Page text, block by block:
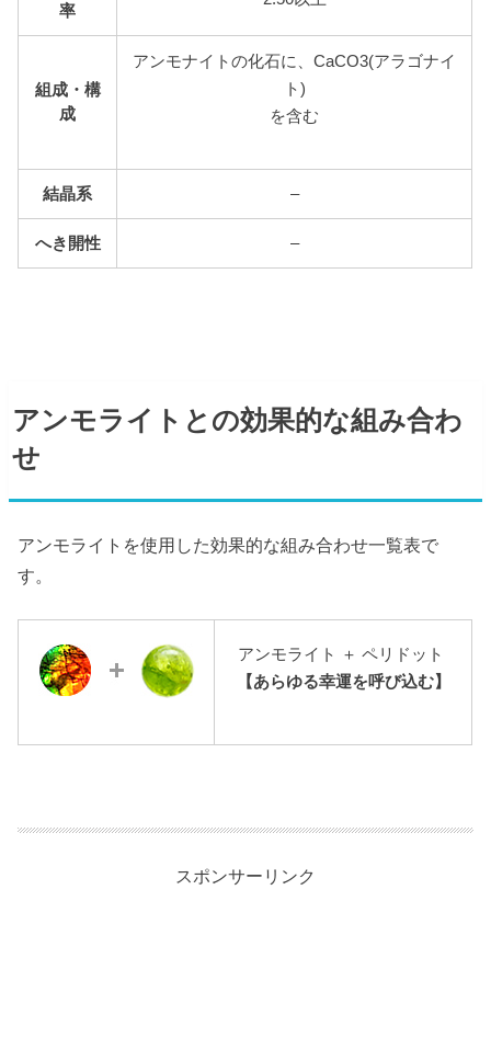
率
組成・構
成
アンモナイトの化石に、CaCO3(アラゴナイ
ト)
を含む
結晶系 –
へき開性 –
アンモライトとの効果的な組み合わ
せ
アンモライトを使用した効果的な組み合わせ一覧表で
す。
アンモライト ＋ ペリドット
【あらゆる幸運を呼び込む】
スポンサーリンク